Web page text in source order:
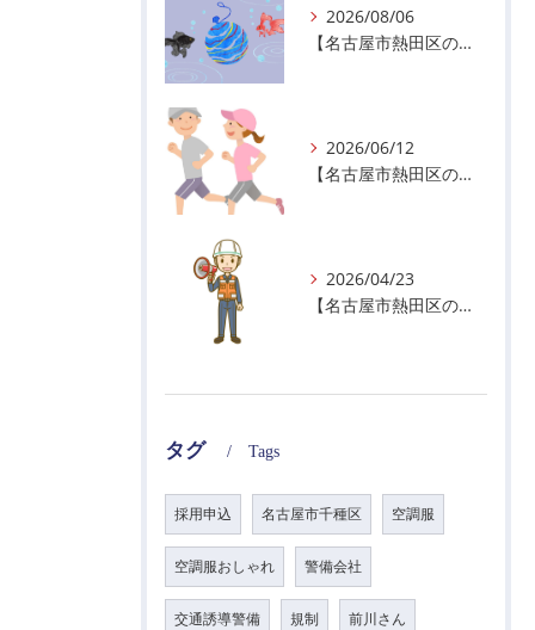
2026/08/06
【名古屋市熱田区の警備会社】夏季休業のお知らせ
2026/06/12
【名古屋市熱田区の警備会社】暑熱順化で熱中症対策を！
2026/04/23
【名古屋市熱田区の警備会社】GWの面接状況について！
タグ Tags
採用申込 名古屋市千種区 空調服
空調服おしゃれ 警備会社
交通誘導警備 規制 前川さん